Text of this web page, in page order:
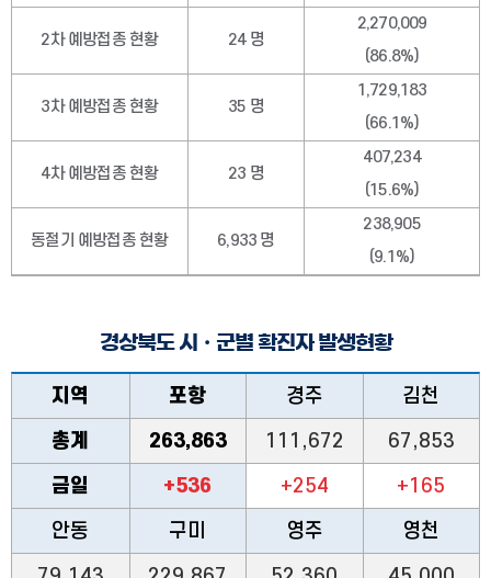
2차 예방접종 현황
3차 예방접종 현황
4차 예방접종 현황
동절기 예방접종 현황
24 명
35 명
23 명
6,933 명
2,270,009
(86.8%)
1,729,183
(66.1%)
407,234
(15.6%)
238,905
(9.1%)
경상북도 시ㆍ군별 확진자 발생현황
지역
총계
금일
포항
263,863
+536
경주
111,672
+254
김천
67,853
+165
안동 구미 영주 영천